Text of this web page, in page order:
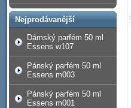
Nejprodávanější
Dámský parfém 50 ml
Essens w107
Pánský parfém 50 ml
Essens m003
Pánský parfém 50 ml
Essens m001